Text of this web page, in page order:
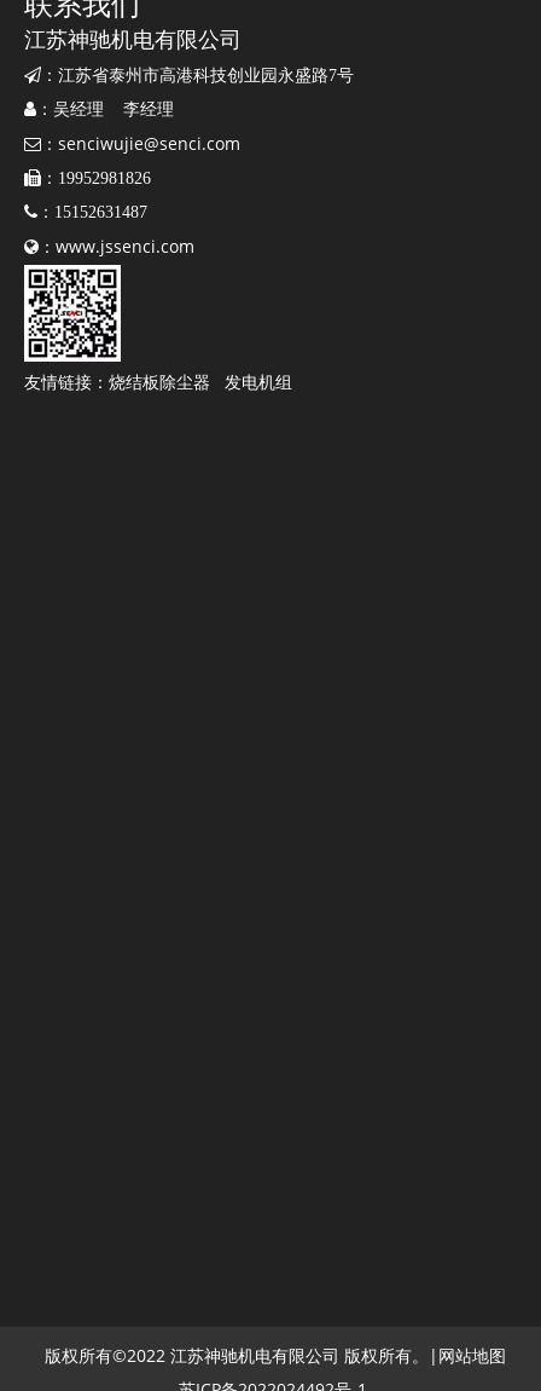
江苏神驰机电有限公司
 ：江苏省泰州市高港科技创业园永盛路7号
 ：吴经理 李经理
 ： senciwujie@senci.com
 ：19952981826
 ：15152631487
 ： www.jssenci.com
友情链接： 烧结板除尘器 发电机组
版权所有©2022 江苏神驰机电有限公司 版权所有。| 网站地图